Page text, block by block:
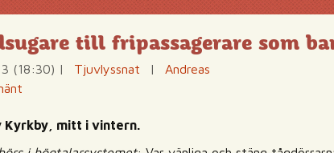
till fripassagerare som
(18:30) | Tjuvlyssnat |
Andreas
Kyrkby, mitt i vintern.